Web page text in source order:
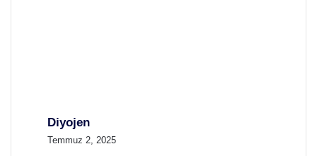
Diyojen
Temmuz 2, 2025